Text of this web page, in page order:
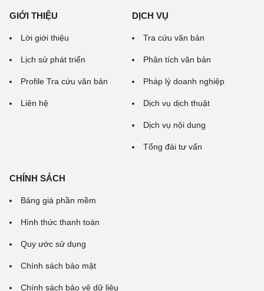
GIỚI THIỆU
Lời giới thiệu
Lịch sử phát triển
Profile Tra cứu văn bản
Liên hệ
DỊCH VỤ
Tra cứu văn bản
Phân tích văn bản
Pháp lý doanh nghiệp
Dịch vụ dịch thuật
Dịch vụ nội dung
Tổng đài tư vấn
CHÍNH SÁCH
Bảng giá phần mềm
Hình thức thanh toán
Quy ước sử dụng
Chính sách bảo mật
Chính sách bảo vệ dữ liệu